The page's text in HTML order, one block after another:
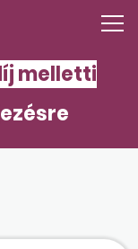
melletti